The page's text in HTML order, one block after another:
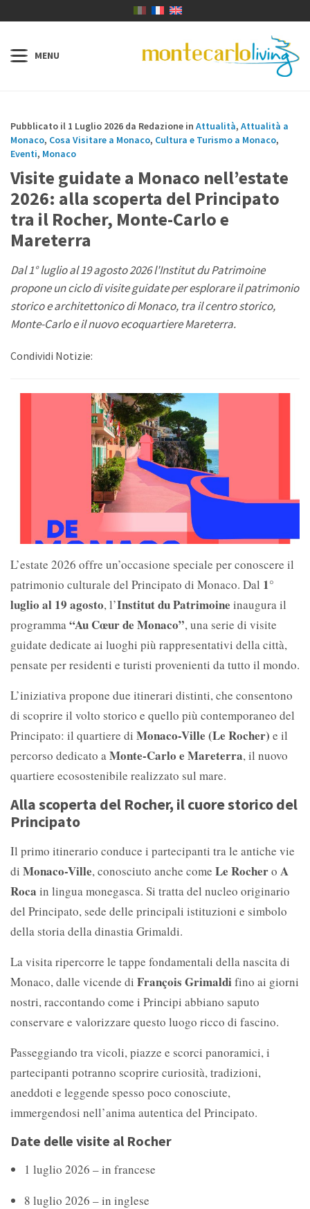
Pubblicato il 1 Luglio 2026 da Redazione in Attualità, Attualità a
Monaco, Cosa Visitare a Monaco, Cultura e Turismo a Monaco,
Eventi, Monaco
Visite guidate a Monaco nell’estate
2026: alla scoperta del Principato
tra il Rocher, Monte-Carlo e
Mareterra
Dal 1° luglio al 19 agosto 2026 l'Institut du Patrimoine
propone un ciclo di visite guidate per esplorare il patrimonio
storico e architettonico di Monaco, tra il centro storico,
Monte-Carlo e il nuovo ecoquartiere Mareterra.
Condividi Notizie:
L’estate 2026 offre un’occasione speciale per conoscere il
patrimonio culturale del Principato di Monaco. Dal 1°
luglio al 19 agosto, l’Institut du Patrimoine inaugura il
programma “Au Cœur de Monaco”, una serie di visite
guidate dedicate ai luoghi più rappresentativi della città,
pensate per residenti e turisti provenienti da tutto il mondo.
L’iniziativa propone due itinerari distinti, che consentono
di scoprire il volto storico e quello più contemporaneo del
Principato: il quartiere di Monaco-Ville (Le Rocher) e il
percorso dedicato a Monte-Carlo e Mareterra, il nuovo
quartiere ecosostenibile realizzato sul mare.
Alla scoperta del Rocher, il cuore storico del
Principato
Il primo itinerario conduce i partecipanti tra le antiche vie
di Monaco-Ville, conosciuto anche come Le Rochero A
Roca in lingua monegasca. Si tratta del nucleo originario
del Principato, sede delle principali istituzioni e simbolo
della storia della dinastia Grimaldi.
La visita ripercorre le tappe fondamentali della nascita di
Monaco, dalle vicende di François Grimaldifino ai giorni
nostri, raccontando come i Principi abbiano saputo
conservare e valorizzare questo luogo ricco di fascino.
Passeggiando tra vicoli, piazze e scorci panoramici, i
partecipanti potranno scoprire curiosità, tradizioni,
aneddoti e leggende spesso poco conosciute,
immergendosi nell’anima autentica del Principato.
Date delle visite al Rocher
1 luglio 2026 – in francese
8 luglio 2026 – in inglese